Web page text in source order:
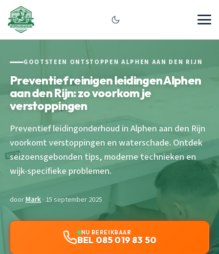
GOOTSTEEN ONTSTOPPEN ALPHEN AAN DEN RIJN
Preventief reinigen leidingen Alphen
aan den Rijn: zo voorkom je
verstoppingen
Preventief leidingonderhoud in Alphen aan den Rijn
voorkomt verstoppingen en waterschade. Ontdek
seizoensgebonden tips, moderne technieken en
wijk-specifieke problemen.
doorMark· 15 september 2025
NU BEREIKBAAR
BEL 085 019 83 50